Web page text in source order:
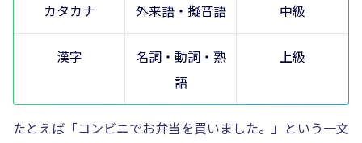
カタカナ 外来語・擬音語 中級
漢字
名詞・動詞・熟
語
上級
たとえば「コンビニでお弁当を買いました。」という一文